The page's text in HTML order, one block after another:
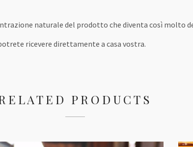
naturale del prodotto che diventa così molto
ricevere direttamente a casa vostra.
PRODUCTS